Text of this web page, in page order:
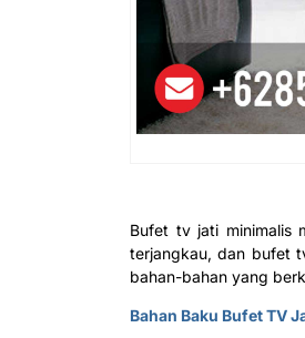
Bufet tv jati minimalis
terjangkau, dan bufet
bahan-bahan yang
Bahan Baku Bufet TV